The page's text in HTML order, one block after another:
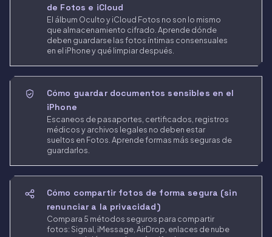
de Fotos e iCloud
El álbum Oculto y iCloud Fotos no son lo mismo
que almacenamiento cifrado. Aprende dónde
deben guardarse las fotos íntimas consensuales
en el iPhone y qué limpiar después.
Cómo guardar documentos sensibles en el
iPhone
Escaneos de pasaportes, certificados, registros
médicos y archivos legales no deben estar
sueltos en Fotos. Aprende formas más seguras de
guardarlos.
Cómo compartir fotos de forma segura (sin
renunciar a la privacidad)
Compara 5 métodos seguros para compartir
fotos: Signal, iMessage, AirDrop, enlaces de nube